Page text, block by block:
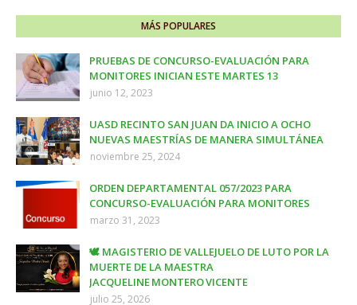
MÁS POPULARES
PRUEBAS DE CONCURSO-EVALUACIÓN PARA
MONITORES INICIAN ESTE MARTES 13
junio 12, 2023
UASD RECINTO SAN JUAN DA INICIO A OCHO
NUEVAS MAESTRÍAS DE MANERA SIMULTÁNEA
noviembre 25, 2024
ORDEN DEPARTAMENTAL 057/2023 PARA
CONCURSO-EVALUACIÓN PARA MONITORES
marzo 31, 2023
🕊️ MAGISTERIO DE VALLEJUELO DE LUTO POR LA
MUERTE DE LA MAESTRA
JACQUELINE MONTERO VICENTE
julio 25, 2026